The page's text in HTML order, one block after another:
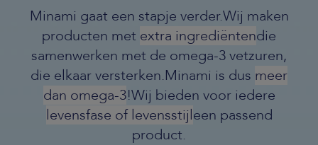
Minami gaat een stapje verder.Wij maken
producten met extra ingrediëntendie
samenwerken met de omega-3 vetzuren,
die elkaar versterken.Minami is dus meer
dan omega-3!Wij bieden voor iedere
levensfase of levensstijleen passend
product.